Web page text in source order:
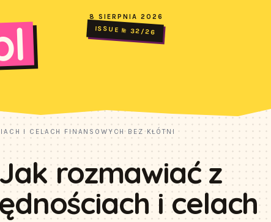
8 SIERPNIA 2026
ISSUE № 32/26
I CELACH FINANSOWYCH BEZ KŁÓTNI
rozmawiać z
i celach